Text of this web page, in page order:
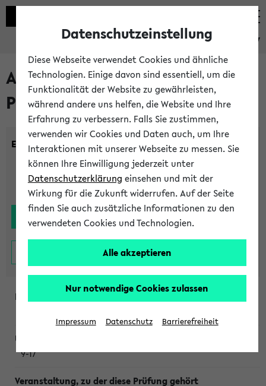
eKVV
Alle noch stattfindenden
Prüfungen
Einrichtung:
9-17
Datenschutzeinstellung
Diese Webseite verwendet Cookies und ähnliche
Technologien. Einige davon sind essentiell, um die
Funktionalität der Website zu gewährleisten,
während andere uns helfen, die Website und Ihre
Erfahrung zu verbessern. Falls Sie zustimmen,
verwenden wir Cookies und Daten auch, um Ihre
Interaktionen mit unserer Webseite zu messen. Sie
können Ihre Einwilligung jederzeit unter
Datenschutzerklärung einsehen und mit der
Wirkung für die Zukunft widerrufen. Auf der Seite
finden Sie auch zusätzliche Informationen zu den
verwendeten Cookies und Technologien.
Alle akzeptieren
Nur notwendige Cookies zulassen
Impressum Datenschutz Barrierefreiheit